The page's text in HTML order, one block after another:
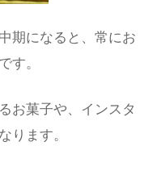
期になると、常にお
す。
お菓子や、インスタ
ります。